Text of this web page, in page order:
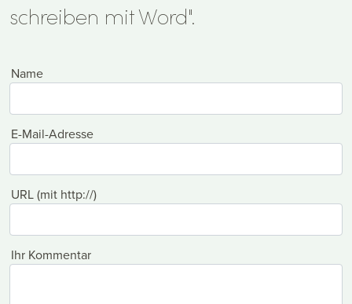
schreiben mit Word".
Name
E-Mail-Adresse
URL (mit http://)
Ihr Kommentar